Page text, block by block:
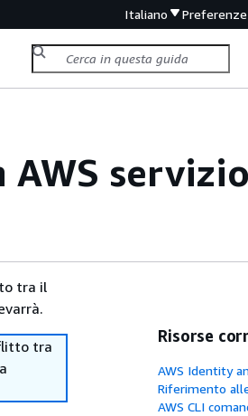
Italiano Preferenze
AWS servizio
tra il
tra
Risorse
AWS Identity
Riferimento
AWS CLI